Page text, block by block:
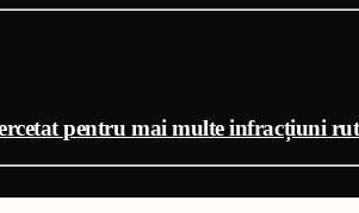
pentru mai multe infracțiuni